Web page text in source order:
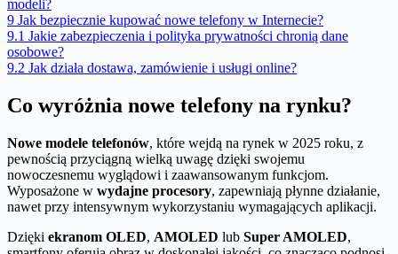
modeli?
9 Jak bezpiecznie kupować nowe telefony w Internecie?
9.1 Jakie zabezpieczenia i polityka prywatności chronią dane
osobowe?
9.2 Jak działa dostawa, zamówienie i usługi online?
Co wyróżnia nowe telefony na rynku?
Nowe modele telefonów, które wejdą na rynek w 2025 roku, z
pewnością przyciągną wielką uwagę dzięki swojemu
nowoczesnemu wyglądowi i zaawansowanym funkcjom.
Wyposażone w wydajne procesory, zapewniają płynne działanie,
nawet przy intensywnym wykorzystaniu wymagających aplikacji.
Dzięki ekranom OLED, AMOLED lub Super AMOLED,